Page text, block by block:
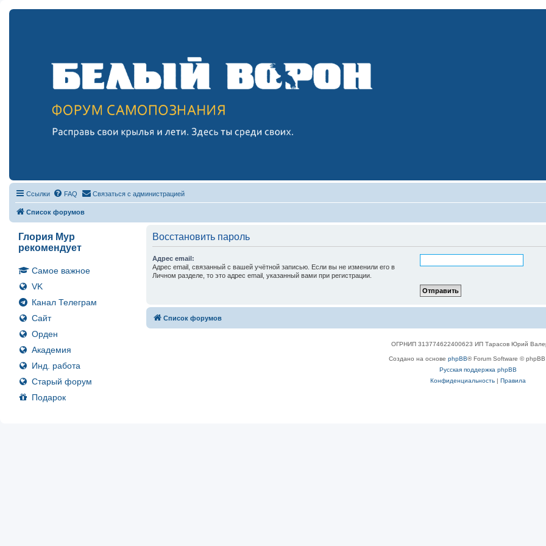
Ссылки FAQ Связаться с администрацией
Список форумов
Глория Мур
рекомендует
Самое важное
VK
Канал Телеграм
Сайт
Орден
Академия
Инд. работа
Старый форум
Подарок
Восстановить пароль
Адрес email:
Адрес email, связанный с вашей учётной записью. Если вы не изменили его в
Личном разделе, то это адрес email, указанный вами при регистрации.
Список форумов
ОГРНИП 313774622400623 ИП Тарасов Юрий
Создано на основеphpBB® Forum Software © phpBB
Русская поддержка phpBB
Конфиденциальность |Правила